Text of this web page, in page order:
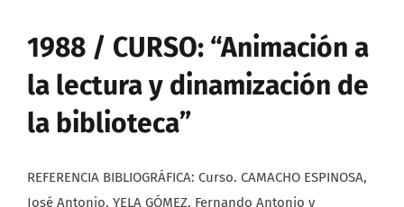
1988 / CURSO: “Animación a
la lectura y dinamización de
la biblioteca”
REFERENCIA BIBLIOGRÁFICA: Curso. CAMACHO ESPINOSA,
José Antonio, YELA GÓMEZ, Fernando Antonio y